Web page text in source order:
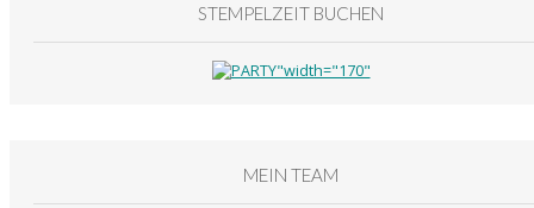
STEMPELZEIT BUCHEN
MEIN TEAM